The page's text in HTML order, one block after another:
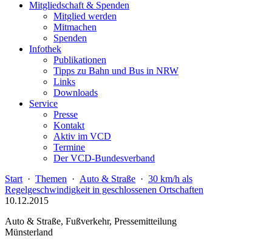
Mitgliedschaft & Spenden
Mitglied werden
Mitmachen
Spenden
Infothek
Publikationen
Tipps zu Bahn und Bus in NRW
Links
Downloads
Service
Presse
Kontakt
Aktiv im VCD
Termine
Der VCD-Bundesverband
Start · Themen · Auto & Straße · 30 km/h als
Regelgeschwindigkeit in geschlossenen Ortschaften
10.12.2015
Auto & Straße, Fußverkehr, Pressemitteilung
Münsterland